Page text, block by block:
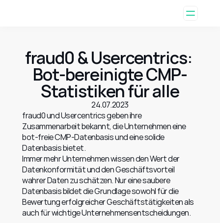
fraud0 & Usercentrics:
Bot-bereinigte CMP-
Statistiken für alle
24.07.2023
fraud0 und Usercentrics geben ihre
Zusammenarbeit bekannt, die Unternehmen eine
bot-freie CMP-Datenbasis und eine solide
Datenbasis bietet.
Immer mehr Unternehmen wissen den Wert der
Datenkonformität und den Geschäftsvorteil
wahrer Daten zu schätzen. Nur eine saubere
Datenbasis bildet die Grundlage sowohl für die
Bewertung erfolgreicher Geschäftstätigkeiten als
auch für wichtige Unternehmensentscheidungen.